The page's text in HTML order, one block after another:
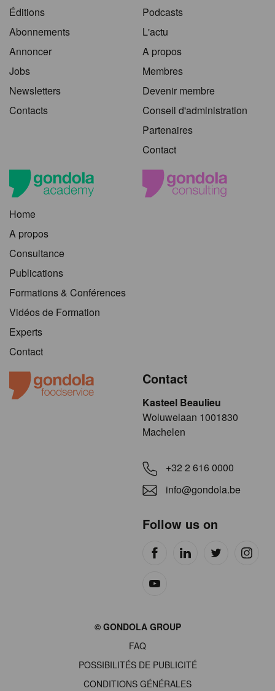
Éditions
Abonnements
Annoncer
Jobs
Newsletters
Contacts
Podcasts
L'actu
A propos
Membres
Devenir membre
Conseil d'administration
Partenaires
Contact
Home
A propos
Consultance
Publications
Formations & Conférences
Vidéos de Formation
Experts
Contact
Contact
Kasteel Beaulieu
​​​Woluwelaan 1001830
Machelen
+32 2 616 0000
info@gondola.be
Follow us on
© GONDOLA GROUP
FAQ
POSSIBILITÉS DE PUBLICITÉ
CONDITIONS GÉNÉRALES